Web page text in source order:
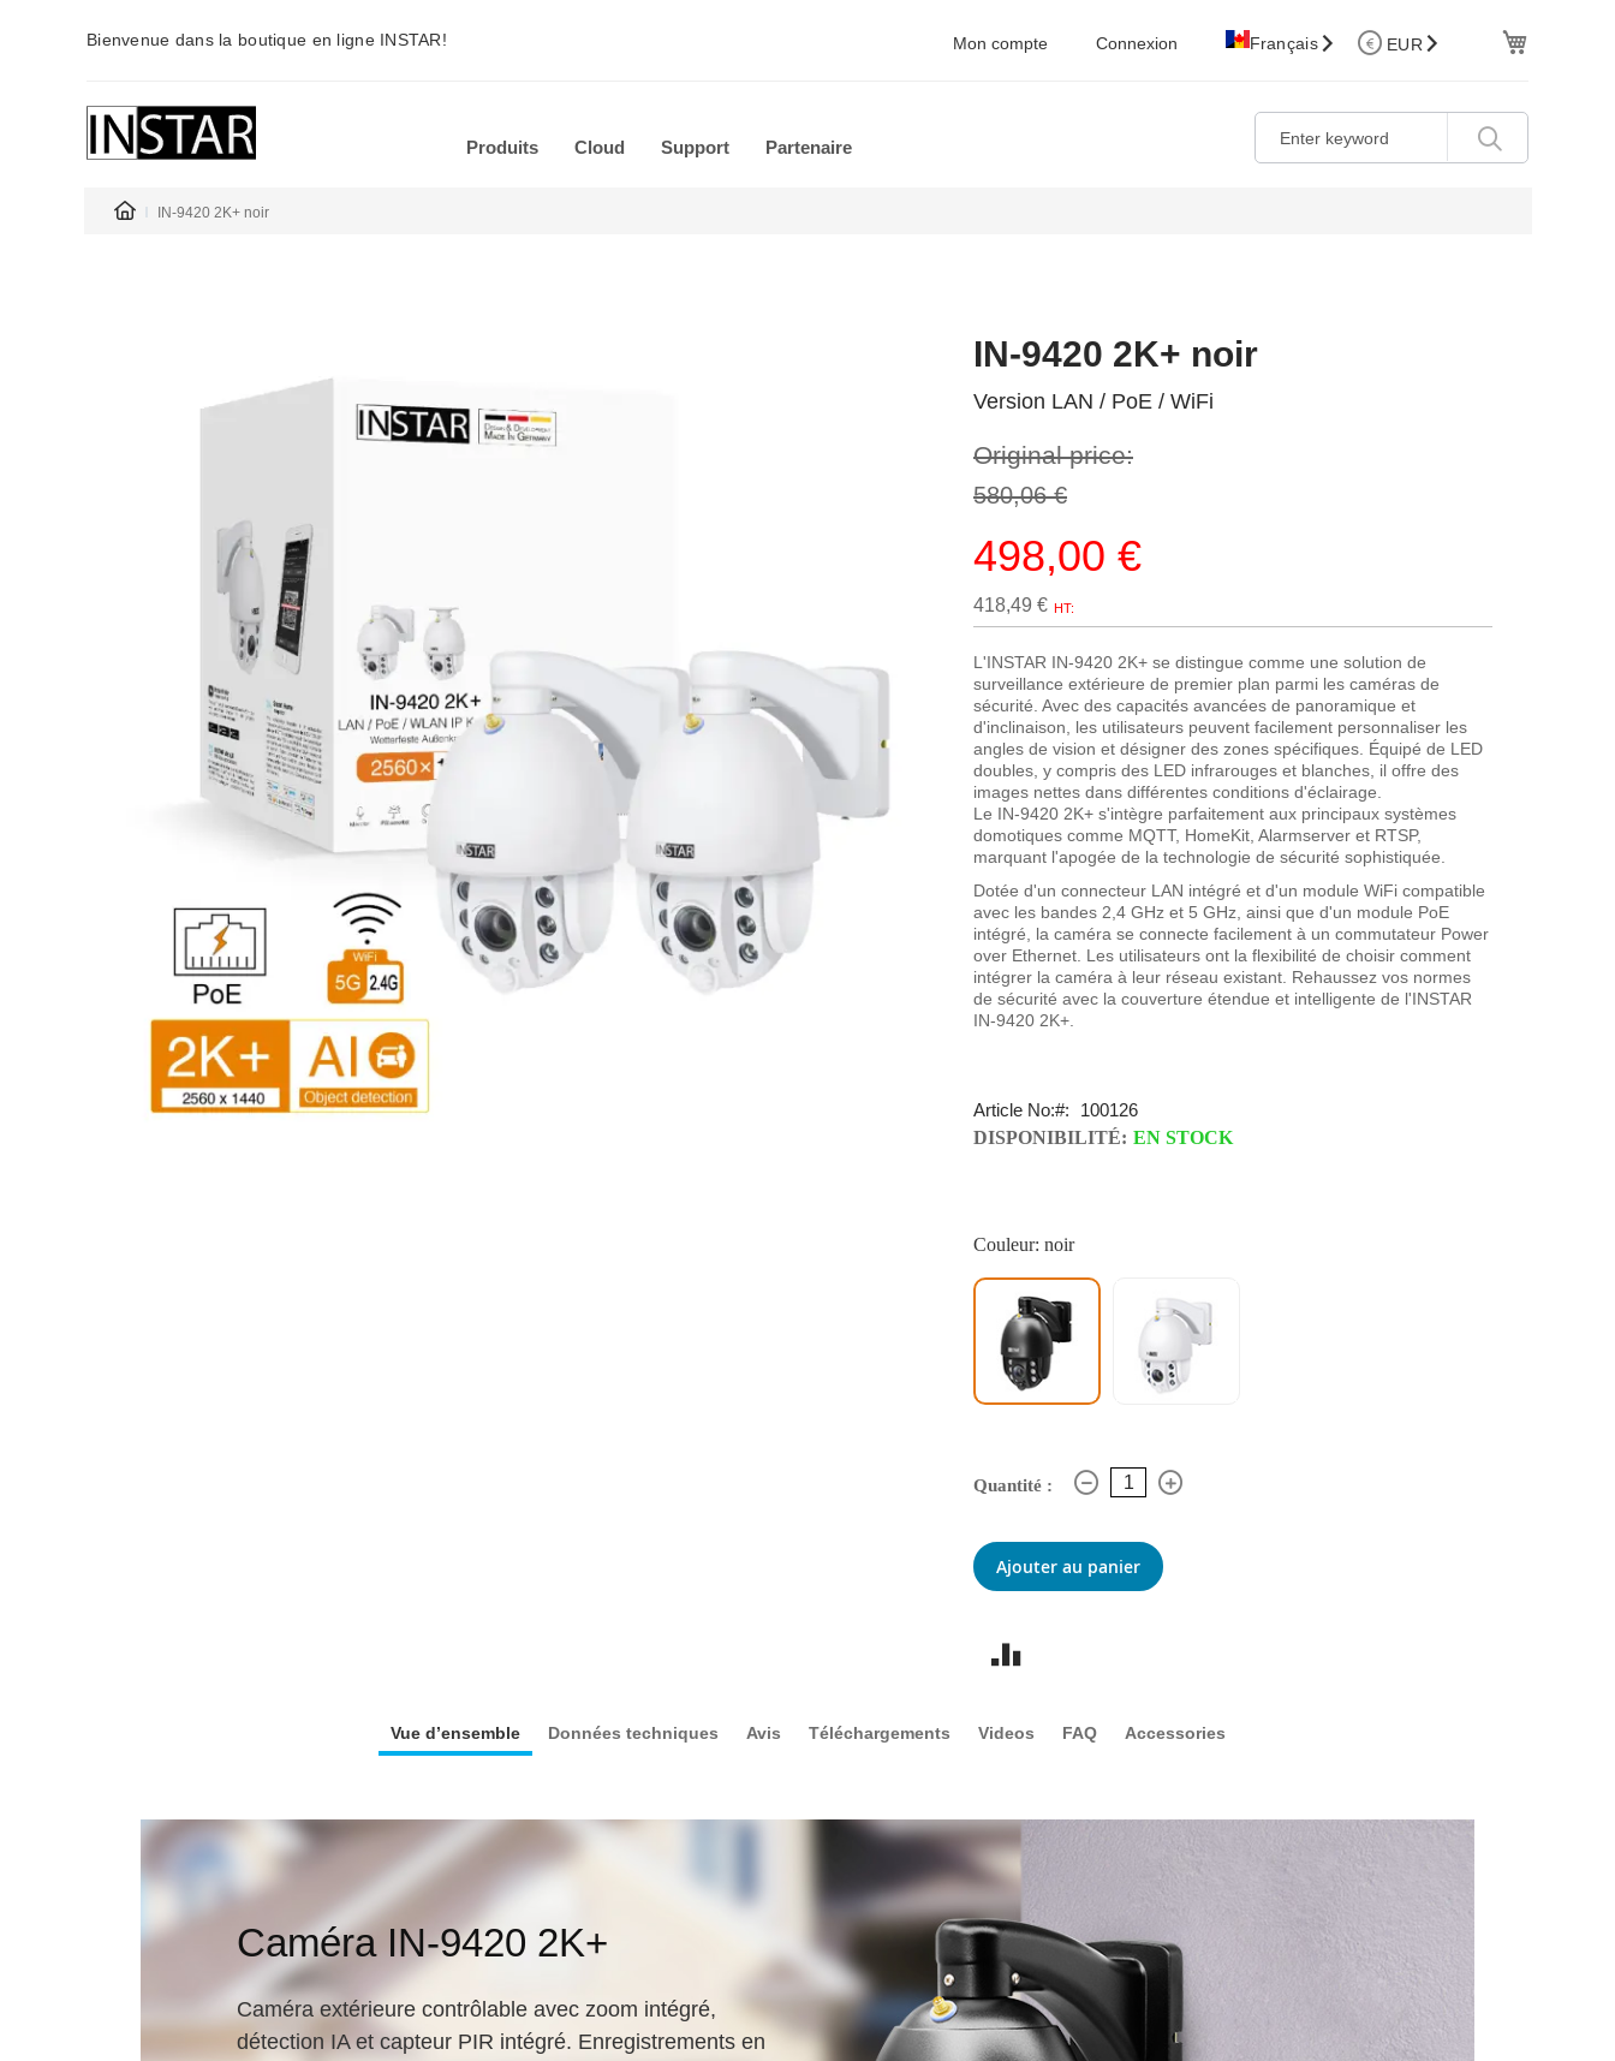
Bienvenue dans la boutique en ligne INSTAR! Mon compte Connexion Français EUR
Produits Cloud Support Partenaire
IN-9420 2K+ noir
IN-9420 2K+ noir
Version LAN / PoE / WiFi
Original price:
580,06 €
Prix
Spécial
498,00 €
418,49 €
L'INSTAR IN-9420 2K+ se distingue comme une solution de
surveillance extérieure de premier plan parmi les caméras de
sécurité. Avec des capacités avancées de panoramique et
d'inclinaison, les utilisateurs peuvent facilement personnaliser les
angles de vision et désigner des zones spécifiques. Équipé de LED
doubles, y compris des LED infrarouges et blanches, il offre des
images nettes dans différentes conditions d'éclairage.
Le IN-9420 2K+ s'intègre parfaitement aux principaux systèmes
domotiques comme MQTT, HomeKit, Alarmserver et RTSP,
marquant l'apogée de la technologie de sécurité sophistiquée.
Dotée d'un connecteur LAN intégré et d'un module WiFi compatible
avec les bandes 2,4 GHz et 5 GHz, ainsi que d'un module PoE
intégré, la caméra se connecte facilement à un commutateur Power
over Ethernet. Les utilisateurs ont la flexibilité de choisir comment
intégrer la caméra à leur réseau existant. Rehaussez vos normes
de sécurité avec la couverture étendue et intelligente de l'INSTAR
IN-9420 2K+.
Article No:
100126
DISPONIBILITÉ: EN STOCK
Couleur: noir
Quantité :
Ajouter au panier
Vue d’ensemble
Caméra IN-9420 2K+
Caméra extérieure contrôlable avec zoom intégré,
détection IA et capteur PIR intégré. Enregistrements en
Données techniques Avis Téléchargements Videos FAQ Accessories